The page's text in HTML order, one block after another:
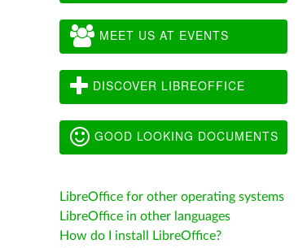
MEET US AT EVENTS
DISCOVER LIBREOFFICE
GOOD LOOKING DOCUMENTS
LibreOffice for other operating systems
LibreOffice in other languages
How do I install LibreOffice?